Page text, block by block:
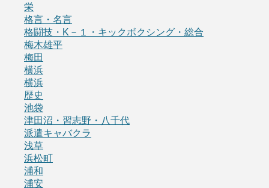
栄
格言・名言
格闘技・K－１・キックボクシング・総合
梅木雄平
梅田
横浜
横浜
歴史
池袋
津田沼・習志野・八千代
派遣キャバクラ
浅草
浜松町
浦和
浦安